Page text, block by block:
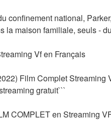
confinement national,
la maison familiale, seuls -
Vf en Français
Film Complet Streaming
gratuit```
COMPLET en Streaming